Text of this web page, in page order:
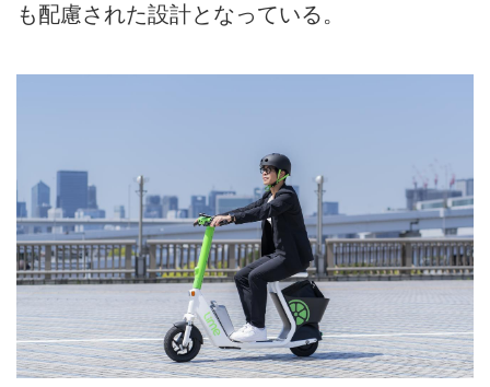
も配慮された設計となっている。